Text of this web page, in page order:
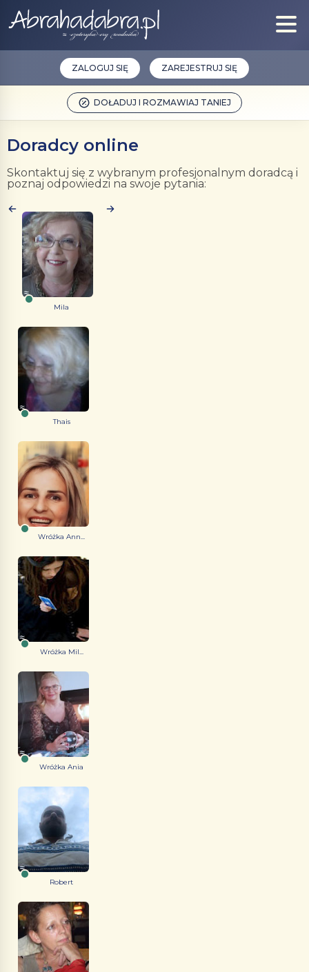
DOŁADUJ I ROZMAWIAJ TANIEJ
ZALOGUJ SIĘ ZAREJESTRUJ SIĘ
Doradcy online
Skontaktuj się z wybranym profesjonalnym doradcą i
poznaj odpowiedzi na swoje pytania:
Mila
Thais
Wróżka Ann...
Wróżka Mil...
Wróżka Ania
Robert